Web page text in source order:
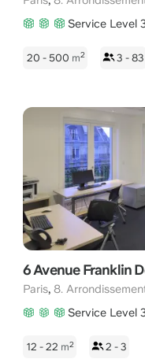
Service Level
20 - 500 m2 3 - 83
6 Avenue Franklin
Paris, 8.
Service Level
12 - 22 m2 2 - 3